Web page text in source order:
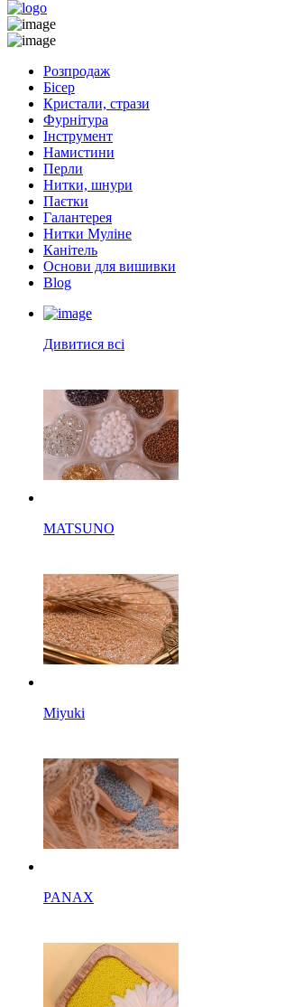
Розпродаж
Бісер
Кристали, стрази
Фурнітура
Інструмент
Намистини
Перли
Нитки, шнури
Паєтки
Галантерея
Нитки Муліне
Канітель
Основи для вишивки
Blog
Дивитися всі
MATSUNO
Miyuki
PANAX